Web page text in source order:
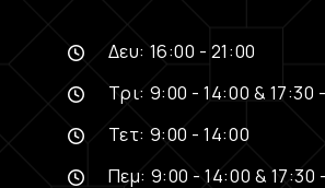
Δευ: 16:00 - 21:00
Τρι: 9:00 - 14:00 & 17:30
Τετ: 9:00 - 14:00
Πεμ: 9:00 - 14:00 & 17:30